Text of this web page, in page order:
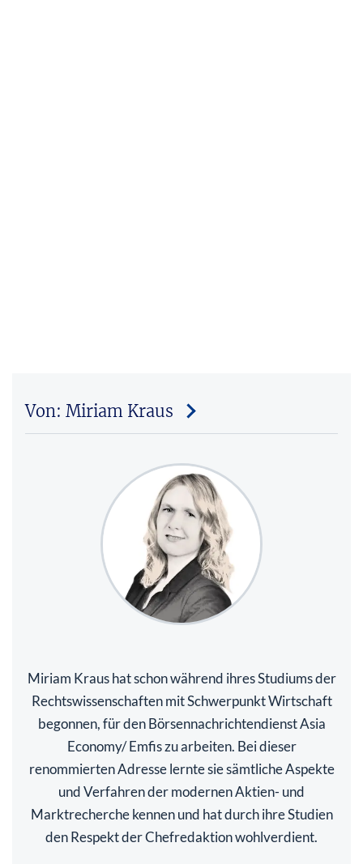
Von: Miriam Kraus
Miriam Kraus hat schon während ihres Studiums der
Rechtswissenschaften mit Schwerpunkt Wirtschaft
begonnen, für den Börsennachrichtendienst Asia
Economy/ Emfis zu arbeiten. Bei dieser
renommierten Adresse lernte sie sämtliche Aspekte
und Verfahren der modernen Aktien- und
Marktrecherche kennen und hat durch ihre Studien
den Respekt der Chefredaktion wohlverdient.